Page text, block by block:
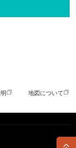
地図について